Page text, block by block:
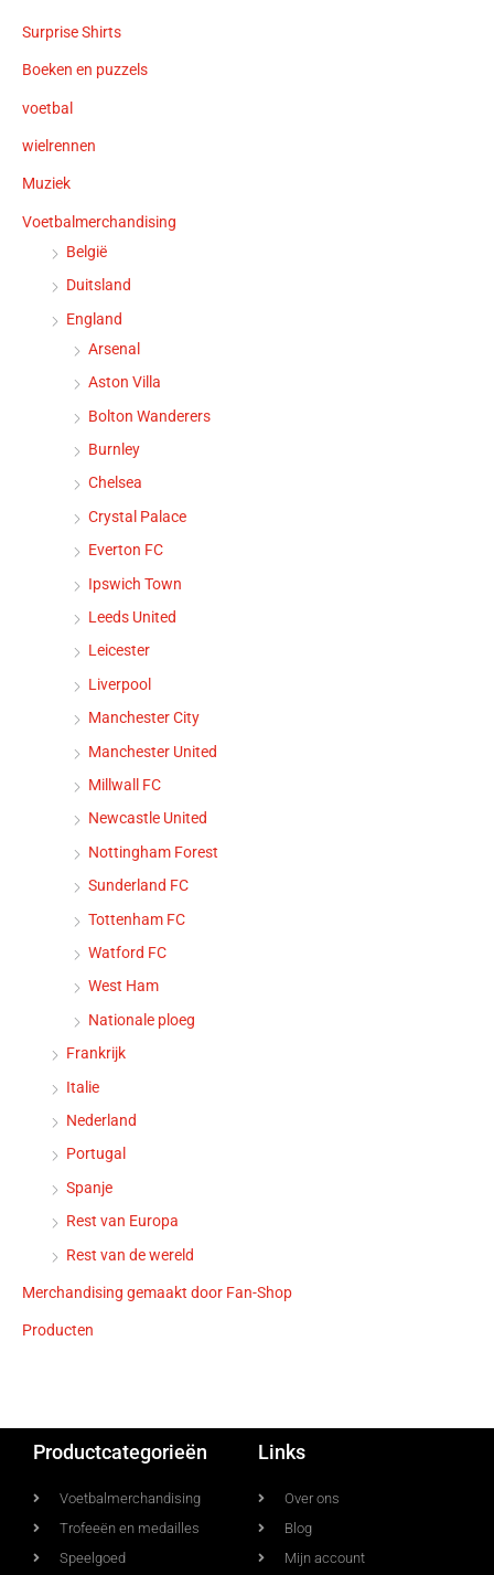
Surprise Shirts
Boeken en puzzels
voetbal
wielrennen
Muziek
Voetbalmerchandising
België
Duitsland
England
Arsenal
Aston Villa
Bolton Wanderers
Burnley
Chelsea
Crystal Palace
Everton FC
Ipswich Town
Leeds United
Leicester
Liverpool
Manchester City
Manchester United
Millwall FC
Newcastle United
Nottingham Forest
Sunderland FC
Tottenham FC
Watford FC
West Ham
Nationale ploeg
Frankrijk
Italie
Nederland
Portugal
Spanje
Rest van Europa
Rest van de wereld
Merchandising gemaakt door Fan-Shop
Producten
Productcategorieën
Voetbalmerchandising
Trofeeën en medailles
Speelgoed
Links
Over ons
Blog
Mijn account